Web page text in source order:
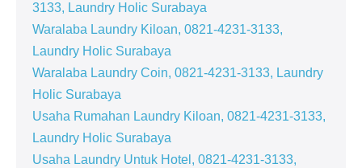
3133, Laundry Holic Surabaya
Waralaba Laundry Kiloan, 0821-4231-3133,
Laundry Holic Surabaya
Waralaba Laundry Coin, 0821-4231-3133, Laundry
Holic Surabaya
Usaha Rumahan Laundry Kiloan, 0821-4231-3133,
Laundry Holic Surabaya
Usaha Laundry Untuk Hotel, 0821-4231-3133,